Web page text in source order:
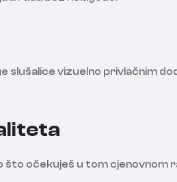
slušalice vizuelno privlačnim
što očekuješ u tom cjenovnom